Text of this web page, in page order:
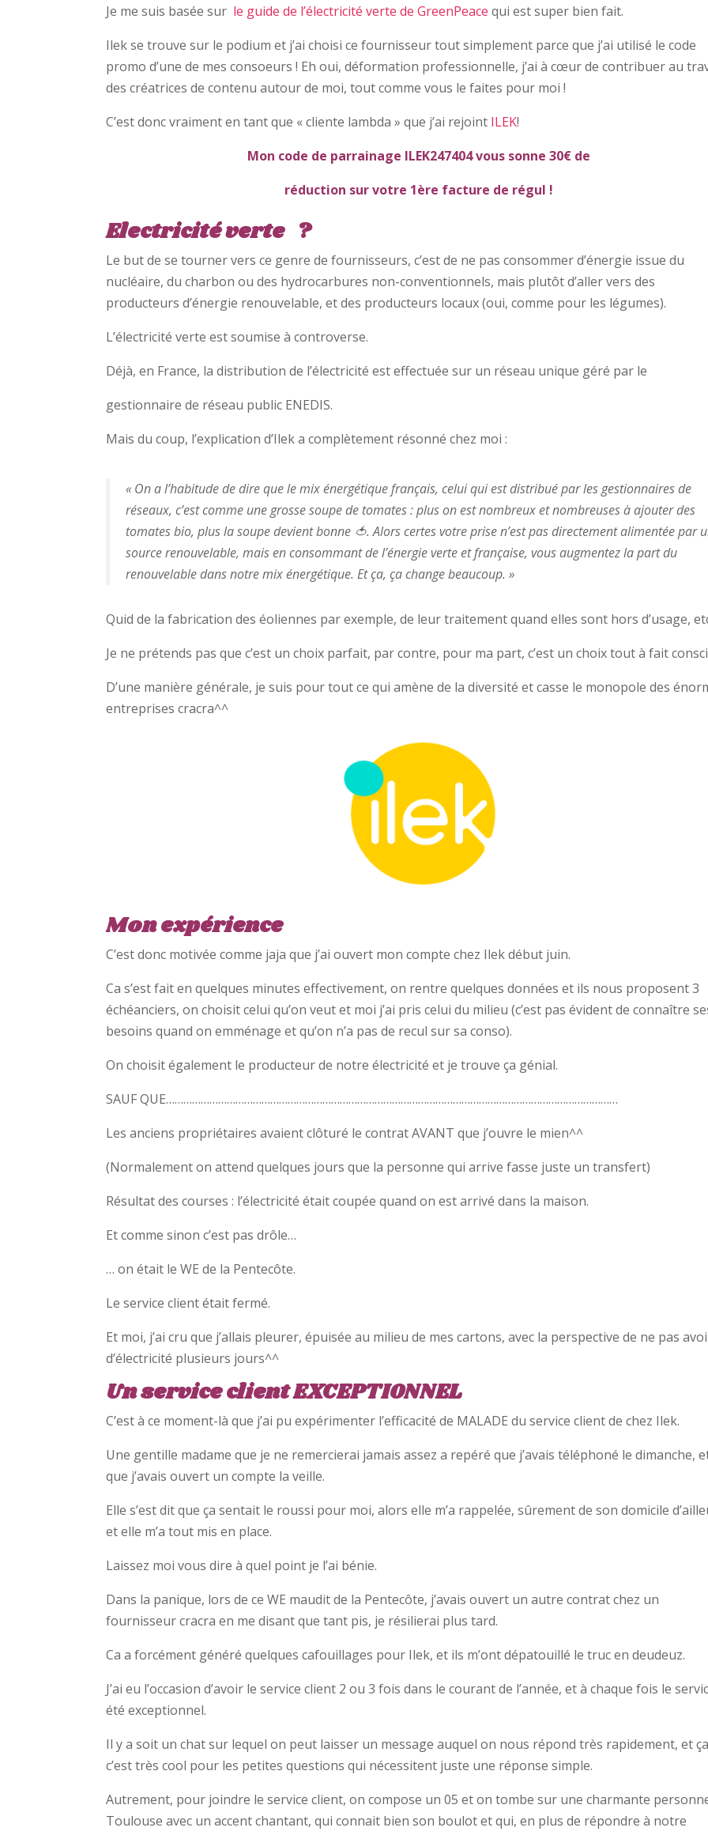
Je me suis basée sur le guide de l’électricité verte de GreenPeace qui est super bien fait.
Ilek se trouve sur le podium et j’ai choisi ce fournisseur tout simplement parce que j’ai utilisé le code
promo d’une de mes consoeurs ! Eh oui, déformation professionnelle, j’ai à cœur de contribuer au
des créatrices de contenu autour de moi, tout comme vous le faites pour moi !
C’est donc vraiment en tant que « cliente lambda » que j’ai rejoint ILEK!
Mon code de parrainage ILEK247404 vous sonne 30€ de
réduction sur votre 1ère facture de régul !
Electricité verte ?
Le but de se tourner vers ce genre de fournisseurs, c’est de ne pas consommer d’énergie issue du
nucléaire, du charbon ou des hydrocarbures non-conventionnels, mais plutôt d’aller vers des
producteurs d’énergie renouvelable, et des producteurs locaux (oui, comme pour les légumes).
L’électricité verte est soumise à controverse.
Déjà, en France, la distribution de l’électricité est effectuée sur un réseau unique géré par le
gestionnaire de réseau public ENEDIS.
Mais du coup, l’explication d’Ilek a complètement résonné chez moi :
« On a l’habitude de dire que le mix énergétique français, celui qui est distribué par lesgestionnaires de
réseaux, c’est comme une grosse soupe de tomates : plus on est nombreux etnombreuses à ajouter des
tomates bio, plus la soupe devient bonne 🍅. Alors certes votre prisen’est pas directement alimentée par
source renouvelable, mais en consommant del’énergie verte et française, vous augmentez la part du
renouvelable dans notre mixénergétique. Et ça, ça change beaucoup. »
Quid de la fabrication des éoliennes par exemple, de leur traitement quand elles sont hors d’usage,
Je ne prétends pas que c’est un choix parfait, par contre, pour ma part, c’est un choix tout à fait
D’une manière générale, je suis pour tout ce qui amène de la diversité et casse le monopole des
entreprises cracra^^
Mon expérience
C’est donc motivée comme jaja que j’ai ouvert mon compte chez Ilek début juin.
Ca s’est fait en quelques minutes effectivement, on rentre quelques données et ils nous proposent 3
échéanciers, on choisit celui qu’on veut et moi j’ai pris celui du milieu (c’est pas évident de connaître
besoins quand on emménage et qu’on n’a pas de recul sur sa conso).
On choisit également le producteur de notre électricité et je trouve ça génial.
SAUF QUE…………………………………………………………………………………………………………………………………………
Les anciens propriétaires avaient clôturé le contrat AVANT que j’ouvre le mien^^
(Normalement on attend quelques jours que la personne qui arrive fasse juste un transfert)
Résultat des courses : l’électricité était coupée quand on est arrivé dans la maison.
Et comme sinon c’est pas drôle…
… on était le WE de la Pentecôte.
Le service client était fermé.
Et moi, j’ai cru que j’allais pleurer, épuisée au milieu de mes cartons, avec la perspective de ne pas
d’électricité plusieurs jours^^
Un service client EXCEPTIONNEL
C’est à ce moment-là que j’ai pu expérimenter l’efficacité de MALADE du service client de chez Ilek.
Une gentille madame que je ne remercierai jamais assez a repéré que j’avais téléphoné le dimanche,
que j’avais ouvert un compte la veille.
Elle s’est dit que ça sentait le roussi pour moi, alors elle m’a rappelée, sûrement de son domicile
et elle m’a tout mis en place.
Laissez moi vous dire à quel point je l’ai bénie.
Dans la panique, lors de ce WE maudit de la Pentecôte, j’avais ouvert un autre contrat chez un
fournisseur cracra en me disant que tant pis, je résilierai plus tard.
Ca a forcément généré quelques cafouillages pour Ilek, et ils m’ont dépatouillé le truc en deudeuz.
J’ai eu l’occasion d’avoir le service client 2 ou 3 fois dans le courant de l’année, et à chaque fois le
été exceptionnel.
Il y a soit un chat sur lequel on peut laisser un message auquel on nous répond très rapidement, et
c’est très cool pour les petites questions qui nécessitent juste une réponse simple.
Autrement, pour joindre le service client, on compose un 05 et on tombe sur une charmante
Toulouse avec un accent chantant, qui connait bien son boulot et qui, en plus de répondre à notre